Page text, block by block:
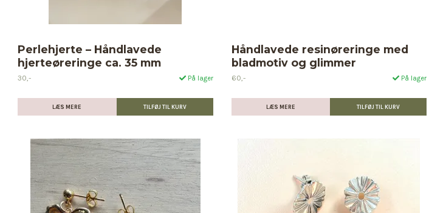
Perlehjerte – Håndlavede
hjerteøreringe ca. 35 mm
30,- På lager
LÆS MERE
Håndlavede resinøreringe med
bladmotiv og glimmer
60,- På lager
LÆS MERE